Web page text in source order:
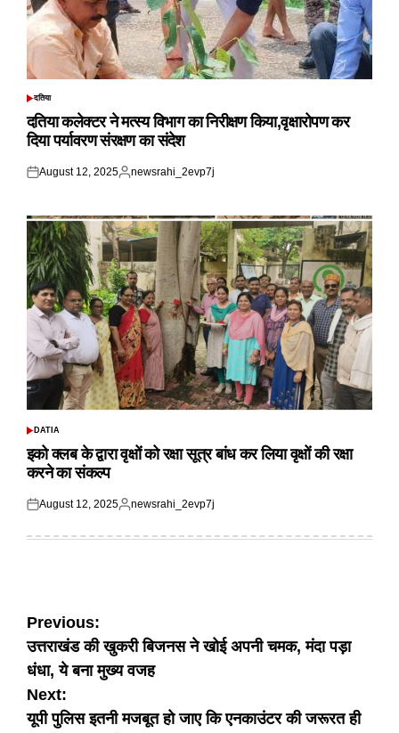
POSTED
दतिया
दतिया कलेक्टर ने मत्स्य विभाग का निरीक्षण किया,वृक्षारोपण कर
दिया पर्यावरण संरक्षण का संदेश
Posted
August 12, 2025
Posted
newsrahi_2evp7j
POSTED
DATIA
इको क्लब के द्वारा वृक्षों को रक्षा सूत्र बांध कर लिया वृक्षों की रक्षा
करने का संकल्प
Posted
August 12, 2025
Posted
newsrahi_2evp7j
Post
navigation
Previous:
उत्तराखंड की खुकरी बिजनस ने खोई अपनी चमक, मंदा पड़ा
धंधा, ये बना मुख्य वजह
Next:
यूपी पुलिस इतनी मजबूत हो जाए कि एनकाउंटर की जरूरत ही